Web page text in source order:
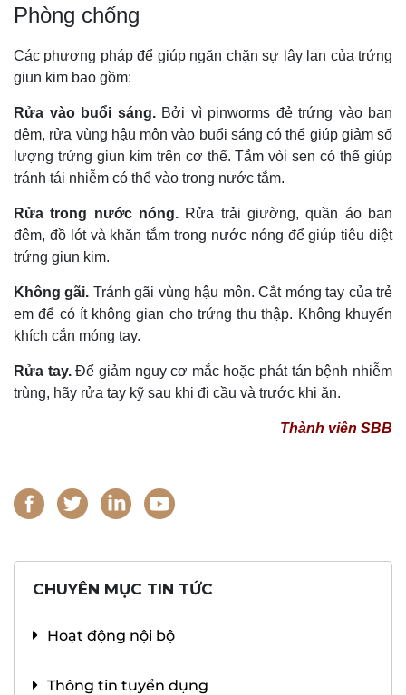
Phòng chống
Các phương pháp để giúp ngăn chặn sự lây lan của trứng
giun kim bao gồm:
Rửa vào buổi sáng.Bởi vì pinworms đẻ trứng vào ban
đêm, rửa vùng hậu môn vào buổi sáng có thể giúp giảm số
lượng trứng giun kim trên cơ thể. Tắm vòi sen có thể giúp
tránh tái nhiễm có thể vào trong nước tắm.
Rửa trong nước nóng. Rửa trải giường, quần áo ban
đêm, đồ lót và khăn tắm trong nước nóng để giúp tiêu diệt
trứng giun kim.
Không gãi. Tránh gãi vùng hậu môn. Cắt móng tay của trẻ
em để có ít không gian cho trứng thu thập. Không khuyến
khích cắn móng tay.
Rửa tay.Để giảm nguy cơ mắc hoặc phát tán bệnh nhiễm
trùng, hãy rửa tay kỹ sau khi đi cầu và trước khi ăn.
Thành viên SBB
CHUYÊN MỤC TIN TỨC
Hoạt động nội bộ
Thông tin tuyển dụng